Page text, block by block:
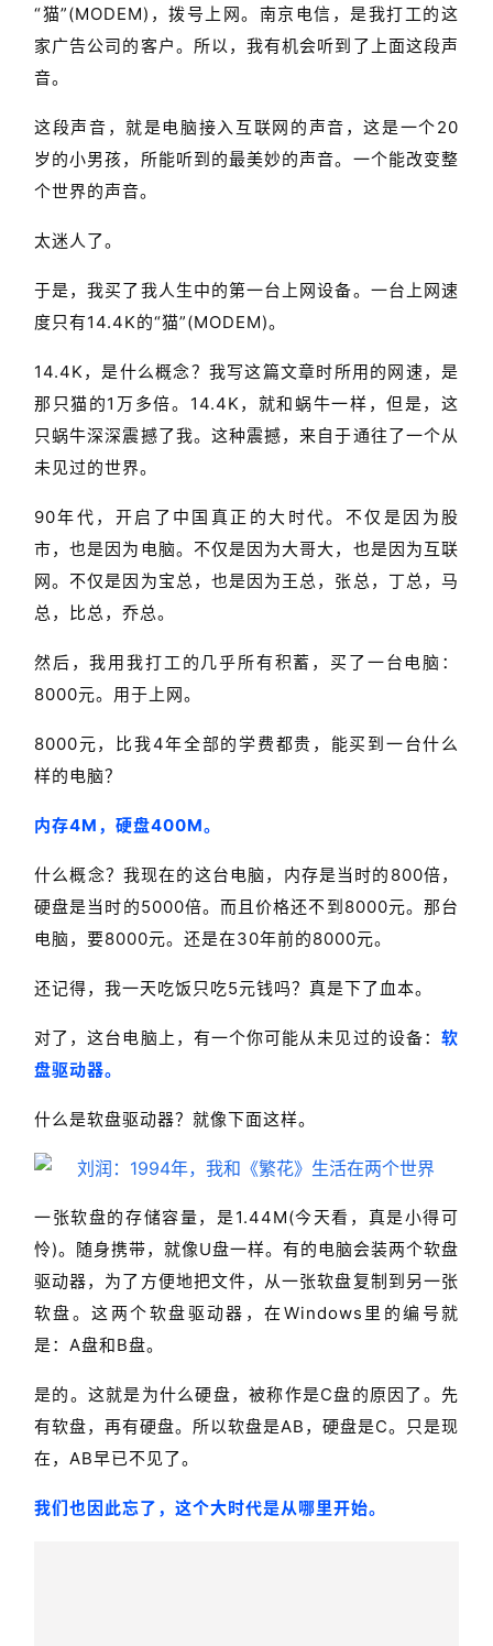
“猫”(MODEM)，拨号上网。南京电信，是我打工的这
家广告公司的客户。所以，我有机会听到了上面这段声
音。
这段声音，就是电脑接入互联网的声音，这是一个20
岁的小男孩，所能听到的最美妙的声音。一个能改变整
个世界的声音。
太迷人了。
于是，我买了我人生中的第一台上网设备。一台上网速
度只有14.4K的“猫”(MODEM)。
14.4K，是什么概念？我写这篇文章时所用的网速，是
那只猫的1万多倍。14.4K，就和蜗牛一样，但是，这
只蜗牛深深震撼了我。这种震撼，来自于通往了一个从
未见过的世界。
90年代，开启了中国真正的大时代。不仅是因为股
市，也是因为电脑。不仅是因为大哥大，也是因为互联
网。不仅是因为宝总，也是因为王总，张总，丁总，马
总，比总，乔总。
然后，我用我打工的几乎所有积蓄，买了一台电脑：
8000元。用于上网。
8000元，比我4年全部的学费都贵，能买到一台什么
样的电脑？
内存4M，硬盘400M。
什么概念？我现在的这台电脑，内存是当时的800倍，
硬盘是当时的5000倍。而且价格还不到8000元。那台
电脑，要8000元。还是在30年前的8000元。
还记得，我一天吃饭只吃5元钱吗？真是下了血本。
对了，这台电脑上，有一个你可能从未见过的设备： 软
盘驱动器。
什么是软盘驱动器？就像下面这样。
一张软盘的存储容量，是1.44M(今天看，真是小得可
怜)。随身携带，就像U盘一样。有的电脑会装两个软盘
驱动器，为了方便地把文件，从一张软盘复制到另一张
软盘。这两个软盘驱动器，在Windows里的编号就
是：A盘和B盘。
是的。这就是为什么硬盘，被称作是C盘的原因了。先
有软盘，再有硬盘。所以软盘是AB，硬盘是C。只是现
在，AB早已不见了。
我们也因此忘了，这个大时代是从哪里开始。